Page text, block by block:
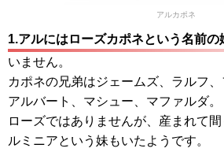
アルカポネ
1.アルにはローズカポネという名前の
いません。
カポネの兄弟はジェームズ、ラルフ、
アルバート、マシュー、マファルダ。
ローズではありませんが、産まれて
ルミニアという妹もいたようです。